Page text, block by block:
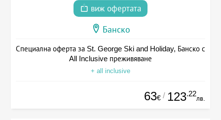
виж офертата
Банско
Специална оферта за St. George Ski and Holiday, Банско с
All Inclusive преживяване
+ all inclusive
63€ / 123.22
лв.